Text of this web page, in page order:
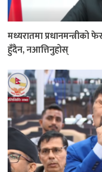
मध्यरातमा
हुँदैन, नआत्तिनुहोस्